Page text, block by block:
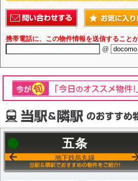
携帯電話に、この物件情報を送信することが
@
五条
地下鉄烏丸線